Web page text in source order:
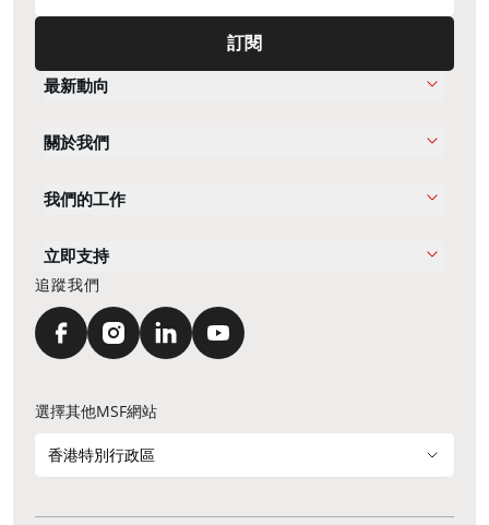
訂閱
最新動向
關於我們
我們的工作
立即支持
追蹤我們
選擇其他MSF網站
香港特別行政區